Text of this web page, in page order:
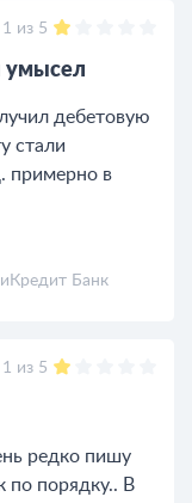
1 из 5
умысел
дебетовую
стали
примерно в
Банк
1 из 5
редко пишу
по порядку.. В